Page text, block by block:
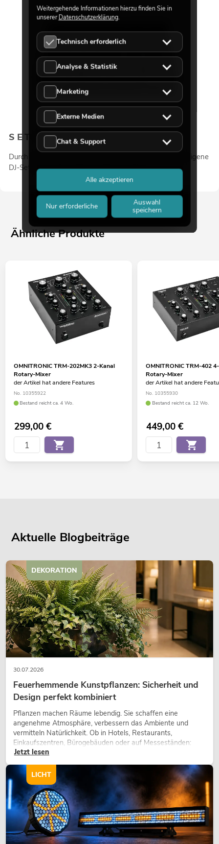
SET-RECORDING
Durch den Record-Out in Cinch-Ausführung kann das eigene
DJ-Set ganz leicht mitgeschnitten werden.
Ähnliche Produkte
OMNITRONIC TRM-202MK3 2-Kanal
Rotary-Mixer
der Artikel hat andere Features
No. 10355922
Bestand reicht ca. 4 Wo.
299,00€
OMNITRONIC TRM-402
Rotary-Mixer
der Artikel hat andere
No. 10355930
Bestand reicht ca. 12 Wo.
449,00€
Aktuelle Blogbeiträge
30.07.2026
Feuerhemmende Kunstpflanzen: Sicherheit und
Design perfekt kombiniert
Pflanzen machen Räume lebendig. Sie schaffen eine
angenehme Atmosphäre, verbessern das Ambiente und
vermitteln Natürlichkeit. Ob in Hotels, Restaurants,
Einkaufszentren, Bürogebäuden oder auf Messeständen:
eine hochwertige Begrünung gehört heute längst zum
modernen Raumkonzept.
Jetzt lesen
DEKORATION
LICHT
Weitergehende Informationen hierzu finden Sie in
unsererDatenschutzerklärung.
Technisch erforderlich
Analyse & Statistik
Marketing
Externe Medien
Chat & Support
Nur erforderliche
Auswahl
speichern
Alle akzeptieren